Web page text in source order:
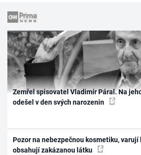
Zemřel spisovatel Vladimír Páral. Na
odešel v den svých narozenin
Pozor na nebezpečnou kosmetiku,
obsahují zakázanou látku